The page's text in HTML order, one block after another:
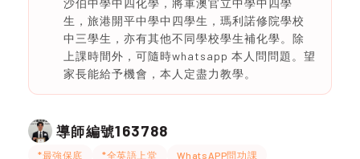
沙伯中學中四化學，將軍澳官立中學中四學
生，旅港開平中學中四學生，瑪利諾修院學校
中三學生，亦有其他不同學校學生補化學。除
上課時間外，可隨時whatsapp 本人問問題。望
家長能給予機會，本人定盡力教學。
導師編號163788
*最強保底 *全英語上堂 WhatsAPP問功課